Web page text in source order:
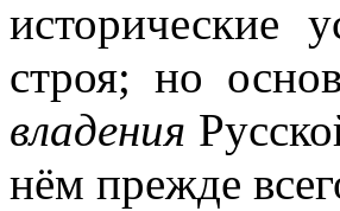
исторические
строя; но
владения
нём прежде